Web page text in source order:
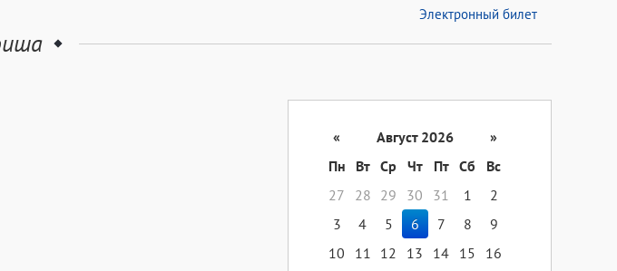
Электронный билет
« Август 2026
»
Пн
Вт Ср Чт Пт Сб
Вс
27
28 29 30 31 1
2
3
4 5 6 7 8
9
10
11 12 13 14 15
16